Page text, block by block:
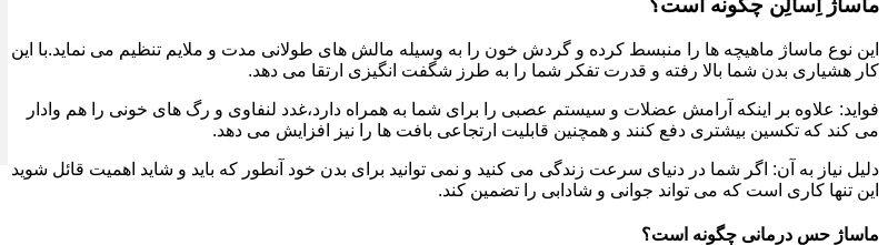
ماساژ اِسالِن چگونه است؟
این نوع ماساژ ماهیچه ها را منبسط کرده و گردش خون را به وسیله مالش های طولانی مدت و ملایم تنظیم می نماید.با این
کار هشیاری بدن شما بالا رفته و قدرت تفکر شما را به طرز شگفت انگیزی ارتقا می دهد.
فواید: علاوه بر اینکه آرامش عضلات و سیستم عصبی را برای شما به همراه دارد،غدد لنفاوی و رگ های خونی را هم وادار
می کند که تکسین بیشتری دفع کنند و همچنین قابلیت ارتجاعی بافت ها را نیز افزایش می دهد.
دلیل نیاز به آن: اگر شما در دنیای سرعت زندگی می کنید و نمی توانید برای بدن خود آنطور که باید و شاید اهمیت قائل شوید
این تنها کاری است که می تواند جوانی و شادابی را تضمین کند.
ماساژ حس درمانی چگونه است؟